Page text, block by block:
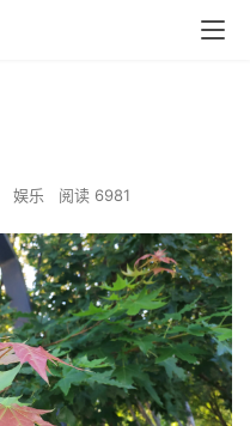
娱乐 阅读 6981